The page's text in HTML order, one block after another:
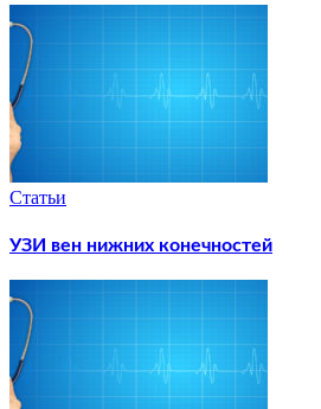
Статьи
УЗИ вен нижних конечностей